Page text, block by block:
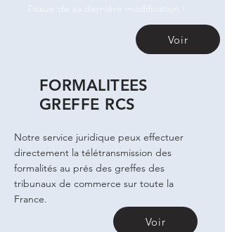
l'issue de sa dernière modification !
Voir
FORMALITEES
GREFFE RCS
Notre service juridique peux effectuer
directement la télétransmission des
formalités au prés des greffes des
tribunaux de commerce sur toute la
France.
Voir